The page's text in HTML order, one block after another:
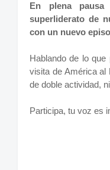
En plena
superliderato de
con un nuevo
Hablando de lo
visita de América al
de doble actividad,
Participa, tu voz es